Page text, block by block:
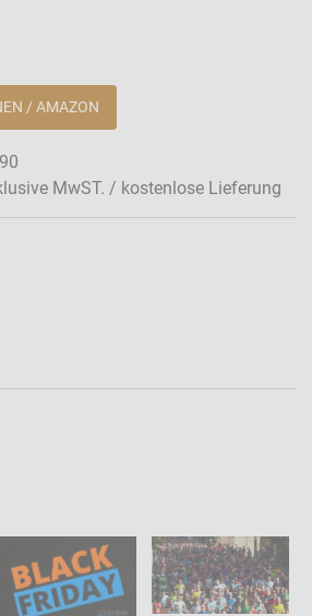
/ AMAZON
MwST. / kostenlose Lieferung